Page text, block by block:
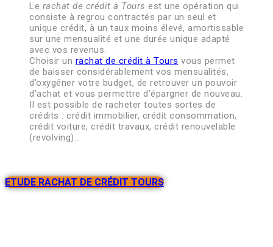
Le rachat de crédit à Tours est une opération qui
consiste à regrou contractés par un seul et
unique crédit, à un taux moins élevé, amortissable
sur une mensualité et une durée unique adapté
avec vos revenus.
Choisir un rachat de crédit à Tours vous permet
de baisser considérablement vos mensualités,
d’oxygéner votre budget, de retrouver un pouvoir
d’achat et vous permettre d’épargner de nouveau.
Il est possible de racheter toutes sortes de
crédits : crédit immobilier, crédit consommation,
crédit voiture, crédit travaux, crédit renouvelable
(revolving)…
ETUDE RACHAT DE CRÉDIT TOURS